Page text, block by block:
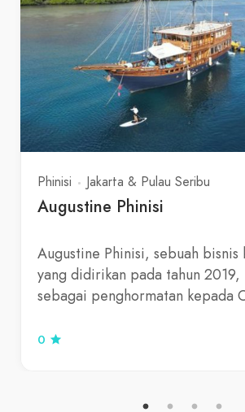
Phinisi Jakarta & Pulau Seribu
Augustine Phinisi
Augustine Phinisi, sebuah bisnis
yang didirikan pada tahun
sebagai penghormatan kepada
0